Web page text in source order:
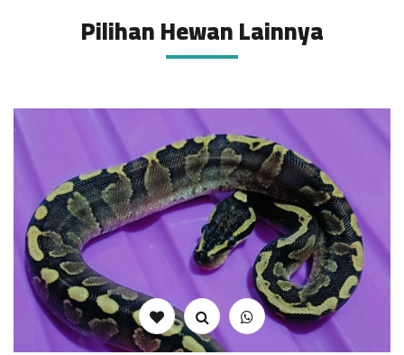
Pilihan Hewan Lainnya